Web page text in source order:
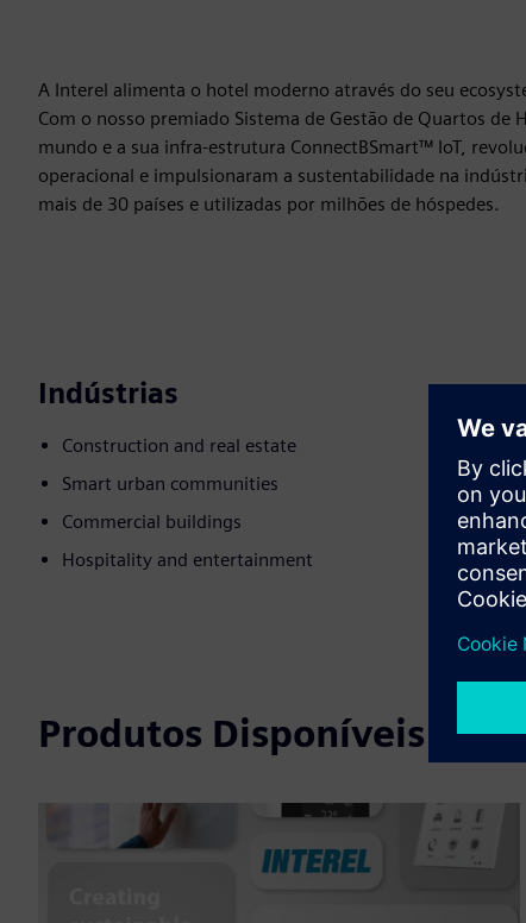
A Interel alimenta o hotel moderno através do seu
Com o nosso premiado Sistema de Gestão de Quartos
mundo e a sua infra-estrutura ConnectBSmart™ IoT,
operacional e impulsionaram a sustentabilidade na
mais de 30 países e utilizadas por milhões de hóspedes.
Indústrias
Construction and real estate
Smart urban communities
Commercial buildings
Hospitality and entertainment
Produtos Disponíveis